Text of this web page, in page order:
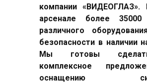
компании
арсенале более 35000
различного
безопасности в наличии
Мы готовы
комплексное
оснащению